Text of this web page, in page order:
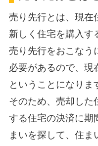
売り先行とは、現在
新しく住宅を購入す
売り先行をおこなう
必要があるので、現
ということになりま
そのため、売却した
する住宅の決済に期
まいを探して、住ま